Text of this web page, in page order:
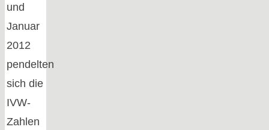
und
Januar
2012
pendelten
sich die
IVW-
Zahlen